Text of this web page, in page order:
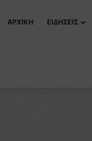
ΑΡΧΙΚΗ ΕΙΔΗΣΕΙΣ